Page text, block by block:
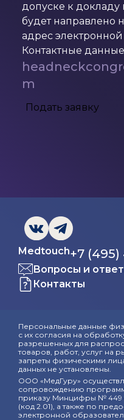
допуске к докладу
будет направлено
адрес электронной
Контактные
m
Подать заявку
Medtouch+7 (495)
Вопросы и
Контакты
Персональные данные
с их согласия на
разрешенных для
товаров, работ, услуг на
запреты физическими
данных не установлены.
ООО «МедГуру»
сопровождению
приказу Минцифры № 449
(код 2.01), а также по
электронной